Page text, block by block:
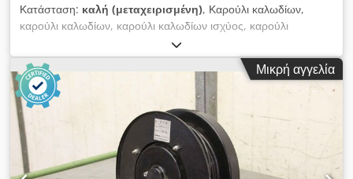
Κατάσταση: καλή (μεταχειρισμένη), Καρούλι καλωδίων,
καρούλι καλωδίων, καρούλι καλωδίων ισχύος, καρούλι
καλωδίων, καρούλι εργαστηρίου, καρούλι καλωδίων, καρούλι
καλωδίων τοίχου, καρούλι καλωδίων εργαστηρίου, καρούλι
τοίχου -Κατασκευαστής: Zeca, κύλινδρος καλωδίων κύλινδρος
καλωδίων -Καλώδιο: 12 πυρήνων, μήκος: 50 m -Στήριξη:
Κύκλος κοχλία Ø 180 x 10 mm -Διαστάσεις: 715/480/H800
mm Djdpfxst Uwx Do Ahiock -Βάρος: 73 kg
Μικρή αγγελία